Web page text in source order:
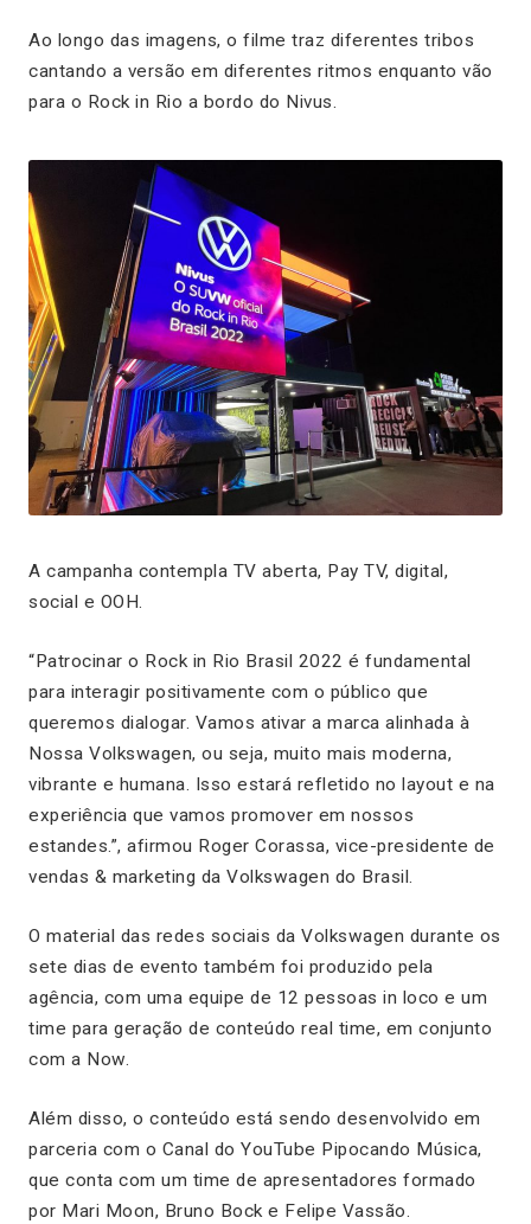
Ao longo das imagens, o filme traz diferentes tribos
cantando a versão em diferentes ritmos enquanto vão
para o Rock in Rio a bordo do Nivus.
A campanha contempla TV aberta, Pay TV, digital,
social e OOH.
“Patrocinar o Rock in Rio Brasil 2022 é fundamental
para interagir positivamente com o público que
queremos dialogar. Vamos ativar a marca alinhada à
Nossa Volkswagen, ou seja, muito mais moderna,
vibrante e humana. Isso estará refletido no layout e na
experiência que vamos promover em nossos
estandes.”, afirmou Roger Corassa, vice-presidente de
vendas & marketing da Volkswagen do Brasil.
O material das redes sociais da Volkswagen durante os
sete dias de evento também foi produzido pela
agência, com uma equipe de 12 pessoas in loco e um
time para geração de conteúdo real time, em conjunto
com a Now.
Além disso, o conteúdo está sendo desenvolvido em
parceria com o Canal do YouTube Pipocando Música,
que conta com um time de apresentadores formado
por Mari Moon, Bruno Bock e Felipe Vassão.